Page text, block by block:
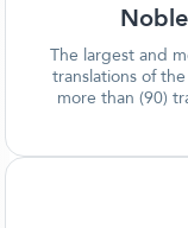
The largest and
translations of
more than (90)